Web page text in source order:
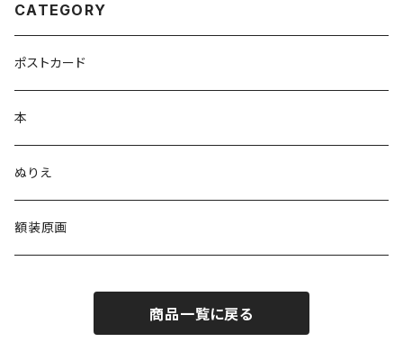
CATEGORY
ポストカード
本
ぬりえ
額装原画
商品一覧に戻る